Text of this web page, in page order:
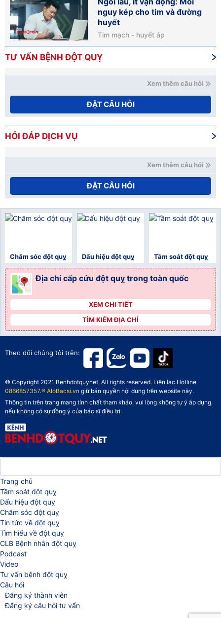
nguy kép cho tim và đường
huyết
Tim mạch - huyết áp
TƯ VẤN BỆNH ĐỘT QUỴ
Xem thêm câu hỏi
ĐẶT CÂU HỎI
HỎI ĐÁP DỊCH VỤ
Xem thêm câu hỏi
ĐẶT CÂU HỎI
">
Chăm sóc đột quỵ
">
Dấu hiệu đột quỵ
">
Tầm soát đột quỵ
Địa chỉ cấp cứu đột quỵ trong toàn quốc
XEM CHI TIẾT
TÌM KIẾM ĐỊA CHỈ
Theo dõi chúng tôi trên:
© Copyright 2021 Benhdotquynet, All rights reserved. Liên lạc Hotline
0866857357.® AloBacsi.vn giữ bản quyền nội dung trên website này.
Thông tin trên trang mang tính chất tham khảo, vui lòng không tự ý áp dụng,
nếu không có sự đồng ý của bác sĩ điều trị.
Trang chủ
Tầm soát đột quỵ
Dấu hiệu đột quỵ
Chăm sóc đột quỵ
Tin tức về đột quỵ
Tìm hiểu về đột quỵ
CLB Bệnh nhân đột quỵ
Podcast
Video
Tư vấn bệnh đột quỵ
Câu hỏi
Đăng ký thành viên
Đăng ký câu hỏi tư vấn